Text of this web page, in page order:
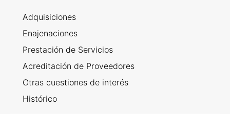
Adquisiciones
Enajenaciones
Prestación de Servicios
Acreditación de Proveedores
Otras cuestiones de interés
Histórico